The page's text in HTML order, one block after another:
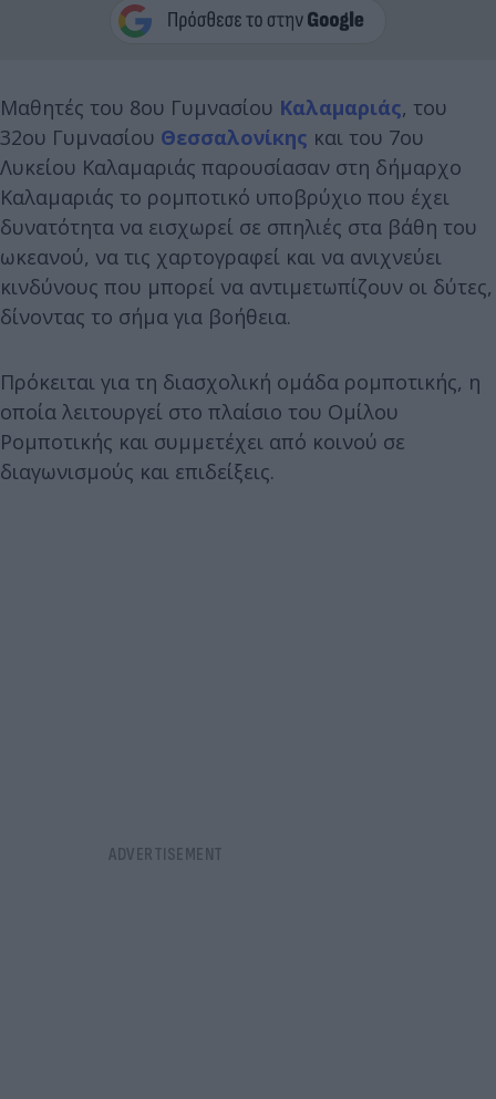
Μαθητές του 8ου Γυμνασίου Καλαμαριάς, του
32ου Γυμνασίου Θεσσαλονίκης και του 7ου
Λυκείου Καλαμαριάς παρουσίασαν στη δήμαρχο
Καλαμαριάς το ρομποτικό υποβρύχιο που έχει
δυνατότητα να εισχωρεί σε σπηλιές στα βάθη του
ωκεανού, να τις χαρτογραφεί και να ανιχνεύει
κινδύνους που μπορεί να αντιμετωπίζουν οι δύτες,
δίνοντας το σήμα για βοήθεια.
Πρόκειται για τη διασχολική ομάδα ρομποτικής, η
οποία λειτουργεί στο πλαίσιο του Ομίλου
Ρομποτικής και συμμετέχει από κοινού σε
διαγωνισμούς και επιδείξεις.